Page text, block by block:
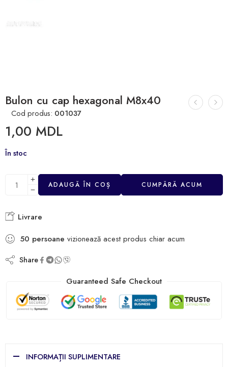
Bulon cu cap hexagonal M8x40
Cod produs: 001037
1,00 MDL
În stoc
ADAUGĂ ÎN COȘ CUMPĂRĂ ACUM
Livrare
50 persoane vizionează acest produs chiar acum
Share
Guaranteed Safe Checkout
INFORMAȚII SUPLIMENTARE